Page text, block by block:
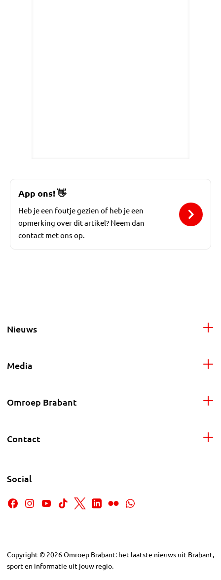
App ons!👋
Heb je een foutje gezien of heb je een
opmerking over dit artikel? Neem dan
contact met ons op.
Nieuws
Media
Omroep Brabant
Contact
Social
Copyright © 2026Omroep Brabant: het laatste nieuws uit Brabant,
sport en informatie uit jouw regio.